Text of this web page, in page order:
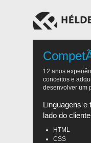
12 anos
conceitos e
desenvolver um
Linguagens e
lado do
HTML
CSS